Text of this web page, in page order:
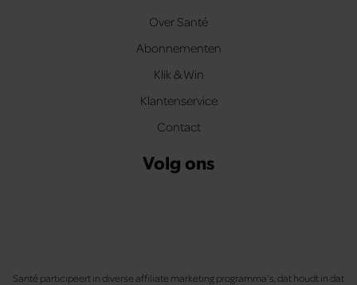
Over Santé
Abonnementen
Klik & Win
Klantenservice
Contact
Volg ons
Santé participeert in diverse affiliate marketing programma’s, dat houdt in dat